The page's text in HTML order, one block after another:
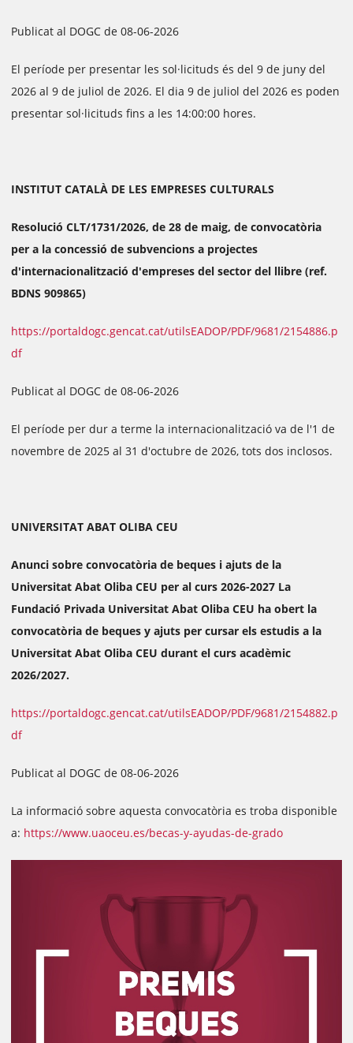
Publicat al DOGC de 08-06-2026
El període per presentar les sol·licituds és del 9 de juny del
2026 al 9 de juliol de 2026. El dia 9 de juliol del 2026 es poden
presentar sol·licituds fins a les 14:00:00 hores.
INSTITUT CATALÀ DE LES EMPRESES CULTURALS
Resolució CLT/1731/2026, de 28 de maig, de convocatòria
per a la concessió de subvencions a projectes
d'internacionalització d'empreses del sector del llibre (ref.
BDNS 909865)
https://portaldogc.gencat.cat/utilsEADOP/PDF/9681/2154886.p
df
Publicat al DOGC de 08-06-2026
El període per dur a terme la internacionalització va de l'1 de
novembre de 2025 al 31 d'octubre de 2026, tots dos inclosos.
UNIVERSITAT ABAT OLIBA CEU
Anunci sobre convocatòria de beques i ajuts de la
Universitat Abat Oliba CEU per al curs 2026-2027 La
Fundació Privada Universitat Abat Oliba CEU ha obert la
convocatòria de beques y ajuts per cursar els estudis a la
Universitat Abat Oliba CEU durant el curs acadèmic
2026/2027.
https://portaldogc.gencat.cat/utilsEADOP/PDF/9681/2154882.p
df
Publicat al DOGC de 08-06-2026
La informació sobre aquesta convocatòria es troba disponible
a: https://www.uaoceu.es/becas-y-ayudas-de-grado